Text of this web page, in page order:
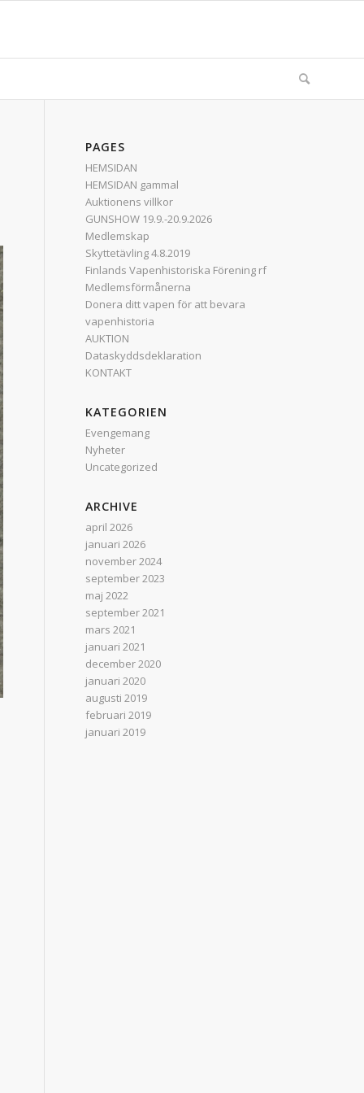
PAGES
HEMSIDAN
HEMSIDAN gammal
Auktionens villkor
GUNSHOW 19.9.-20.9.2026
Medlemskap
Skyttetävling 4.8.2019
Finlands Vapenhistoriska Förening rf
Medlemsförmånerna
Donera ditt vapen för att bevara
vapenhistoria
AUKTION
Dataskyddsdeklaration
KONTAKT
KATEGORIEN
Evengemang
Nyheter
Uncategorized
ARCHIVE
april 2026
januari 2026
november 2024
september 2023
maj 2022
september 2021
mars 2021
januari 2021
december 2020
januari 2020
augusti 2019
februari 2019
januari 2019